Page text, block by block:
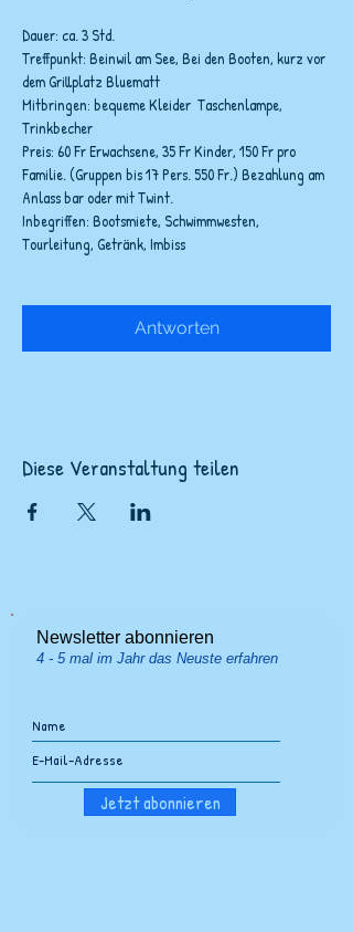
Dauer: ca. 3 Std.
Treffpunkt: Beinwil am See, Bei den Booten, kurz vor
dem Grillplatz Bluematt
Mitbringen: bequeme Kleider  Taschenlampe,
Trinkbecher
Preis: 60 Fr Erwachsene, 35 Fr Kinder, 150 Fr pro
Familie. (Gruppen bis 17 Pers. 550 Fr.) Bezahlung am
Anlass bar oder mit Twint.
Inbegriffen: Bootsmiete, Schwimmwesten,
Tourleitung, Getränk, Imbiss
Antworten
Diese Veranstaltung teilen
Newsletter abonnieren
4 - 5 mal im Jahr das Neuste erfahren
Jetzt abonnieren